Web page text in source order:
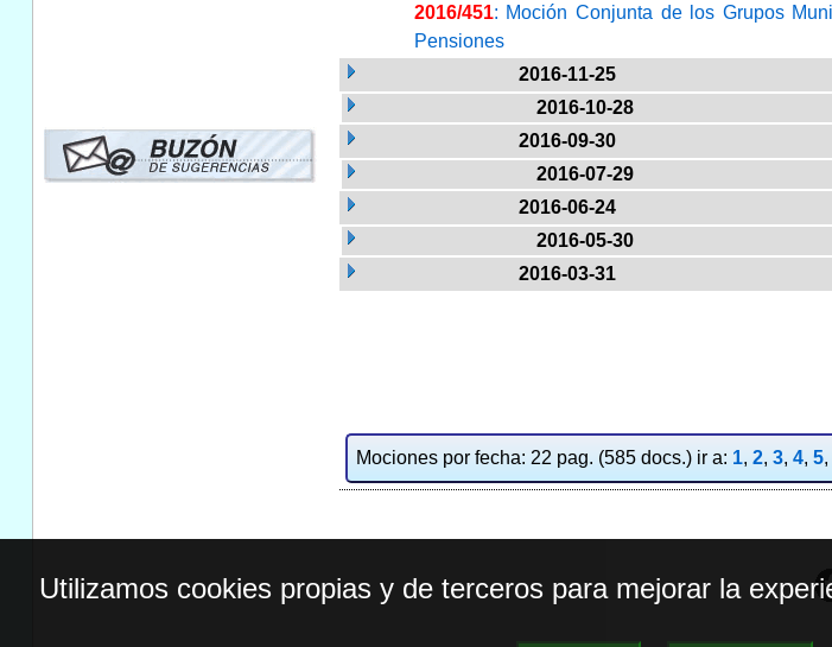
2016/451: Moción Conjunta de los Grupos
Pensiones
2016-11-25
2016-10-28
2016-09-30
2016-07-29
2016-06-24
2016-05-30
2016-03-31
Mociones por fecha: 22 pag. (585 docs.) ir a: 1, 2, 3, 4, 5,
Utilizamos cookies propias y de terceros para mejorar la